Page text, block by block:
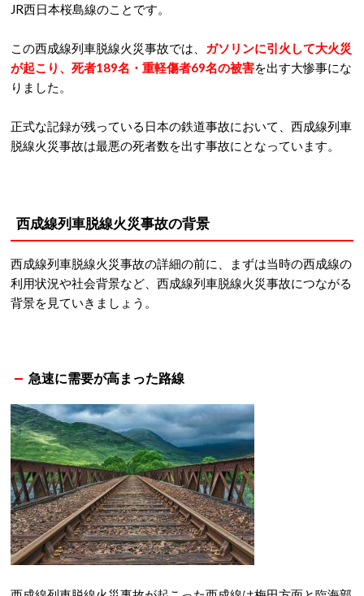
JR西日本桜島線のことです。
この西成線列車脱線火災事故では、 ガソリンに引火して大火災
が起こり、死者189名・重軽傷者69名の被害を出す大惨事にな
りました。
正式な記録が残っている日本の鉄道事故において、西成線列車
脱線火災事故は最悪の死者数を出す事故にとなっています。
西成線列車脱線火災事故の背景
西成線列車脱線火災事故の詳細の前に、まずは当時の西成線の
利用状況や社会背景など、西成線列車脱線火災事故につながる
背景を見ていきましょう。
急速に需要が高まった路線